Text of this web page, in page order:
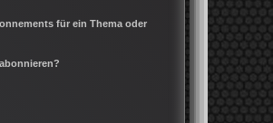
für ein Thema oder